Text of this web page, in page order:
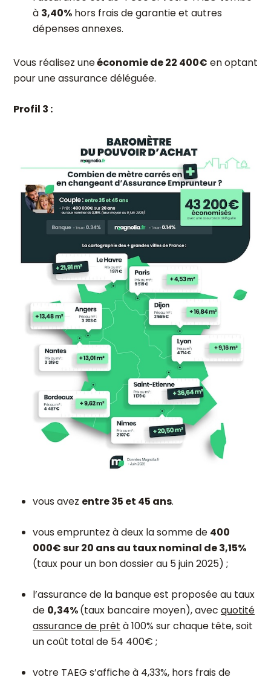
à 3,40% hors frais de garantie et autres
dépenses annexes.
Vous réalisez uneéconomie de 22 400€ en optant
pour une assurance déléguée.
Profil 3 :
vous avez entre 35 et 45 ans.
vous empruntez à deux la somme de 400
000€ sur 20 ans au taux nominal de 3,15%
(taux pour un bon dossier au 5 juin 2025) ;
l’assurance de la banque est proposée au taux
de 0,34%(taux bancaire moyen), avec quotité
assurance de prêt à 100% sur chaque tête, soit
un coût total de 54 400€ ;
votre TAEG s’affiche à 4,33%, hors frais de